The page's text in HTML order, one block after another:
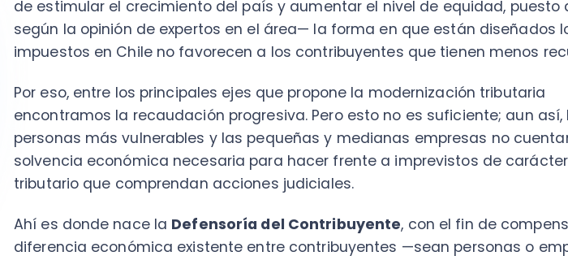
diferencia económica existente entre contribuyentes —sean personas o empresas—
para que puedan estar en igualdad de condiciones a la hora de verse involucrados
en situaciones donde sus derechos tributarios sean ignorados o pasados a llevar
Parte de la inspiración para esta figura pública fue tomada al realizar
comparaciones con las experiencias de ColombiayMéxico, naciones que ya
cuentan con la figura de
Defensoría del Contribuyente —lo curioso es que
Colombia ve a Chile como el modelo a seguir para su futuro en materia tributaria.